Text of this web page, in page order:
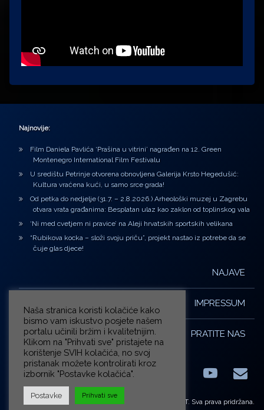
Najnovije:
Film Daniela Pavlića ‘Prašina u vitrini’ nagrađen na 12. Green
Montenegro International Film Festivalu
U središtu Petrinje otvorena obnovljena Galerija Krsto Hegedušić:
Kultura vraćena kući, u samo srce grada!
Od petka do nedjelje (31.7. – 2.8.2026.) Arheološki muzej u Zagrebu
otvara vrata građanima: Besplatan ulaz kao zaklon od toplinskog vala
‘Ni med cvetjem ni pravice’ na Aleji hrvatskih sportskih velikana
“Rubikova kocka – složi svoju priču”, projekt nastao iz potrebe da se
čuje glas djece!
NAJAVE
IMPRESSUM
PRATITE NAS
FacebookLinkedIn E-
© ZG-KULT. Sva prava pridržana.
Naša stranica koristi kolačiće kako
bismo vam iskustvo posjete našem
portalu učinili bržim i kvalitetnijim.
Klikom na "Prihvati sve" pristajete na
korištenje SVIH kolačića, no svoj
pristanak možete kontrolirati kroz
izbornik "Postavke kolačića".
Postavke Prihvati sve